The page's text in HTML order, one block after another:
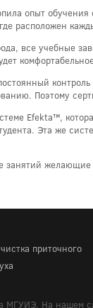
опыт
расположен
все учебные
Поэтому
Efekta™,
Эта же
занятий
приточного
МГУИЭ. На нашем